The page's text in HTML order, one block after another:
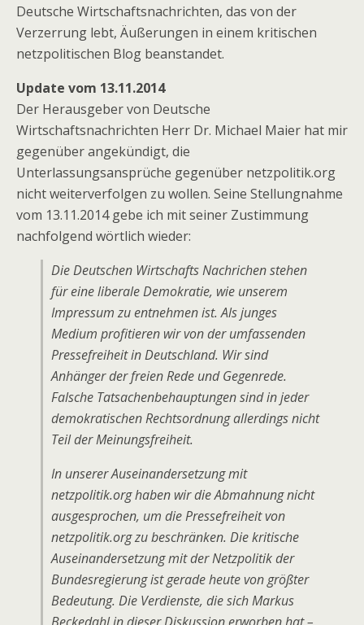
Deutsche Wirtschaftsnachrichten, das von der
Verzerrung lebt, Äußerungen in einem kritischen
netzpolitischen Blog beanstandet.
Update vom 13.11.2014
Der Herausgeber von Deutsche
Wirtschaftsnachrichten Herr Dr. Michael Maier hat mir
gegenüber angekündigt, die
Unterlassungsansprüche gegenüber netzpolitik.org
nicht weiterverfolgen zu wollen. Seine Stellungnahme
vom 13.11.2014 gebe ich mit seiner Zustimmung
nachfolgend wörtlich wieder:
Die Deutschen Wirtschafts Nachrichen stehen
für eine liberale Demokratie, wie unserem
Impressum zu entnehmen ist. Als junges
Medium profitieren wir von der umfassenden
Pressefreiheit in Deutschland. Wir sind
Anhänger der freien Rede und Gegenrede.
Falsche Tatsachenbehauptungen sind in jeder
demokratischen Rechtsordnung allerdings nicht
Teil der Meinungsfreiheit.
In unserer Auseinandersetzung mit
netzpolitik.org haben wir die Abmahnung nicht
ausgesprochen, um die Pressefreiheit von
netzpolitik.org zu beschränken. Die kritische
Auseinandersetzung mit der Netzpolitik der
Bundesregierung ist gerade heute von größter
Bedeutung. Die Verdienste, die sich Markus